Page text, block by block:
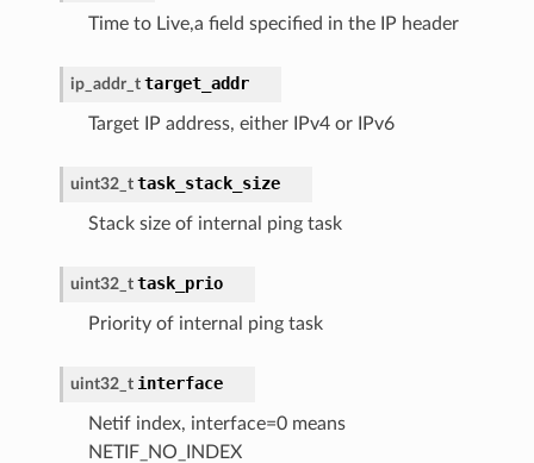
Time to Live,a field specified in the IP header
ip_addr_t target_addr
Target IP address, either IPv4 or IPv6
uint32_t task_stack_size
Stack size of internal ping task
uint32_t task_prio
Priority of internal ping task
uint32_t interface
Netif index, interface=0 means
NETIF_NO_INDEX